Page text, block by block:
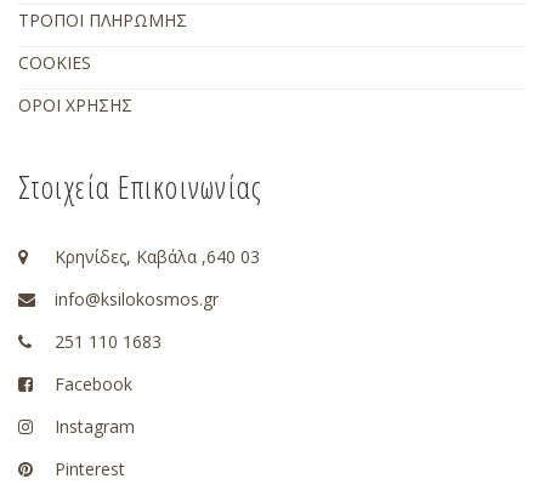
ΤΡΟΠΟΙ ΠΛΗΡΩΜΗΣ
COOKIES
ΟΡΟΙ ΧΡΗΣΗΣ
Στοιχεία Επικοινωνίας
Κρηνίδες, Καβάλα ,640 03
info@ksilokosmos.gr
251 110 1683
Facebook
Instagram
Pinterest